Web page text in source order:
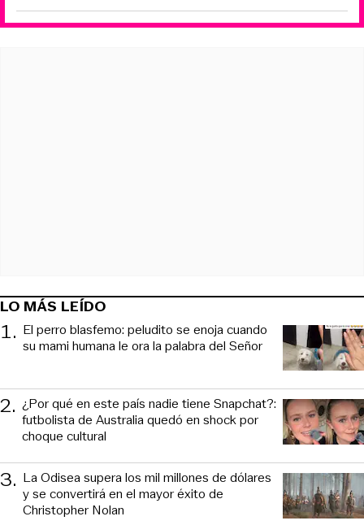
LO MÁS LEÍDO
1. El perro blasfemo: peludito se enoja cuando
su mami humana le ora la palabra del Señor
2. ¿Por qué en este país nadie tiene Snapchat?:
futbolista de Australia quedó en shock por
choque cultural
3. La Odisea supera los mil millones de dólares
y se convertirá en el mayor éxito de
Christopher Nolan